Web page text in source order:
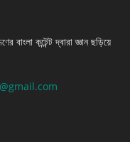
বাংলা কন্টেন্ট দ্বারা জ্ঞান ছড়িয়ে